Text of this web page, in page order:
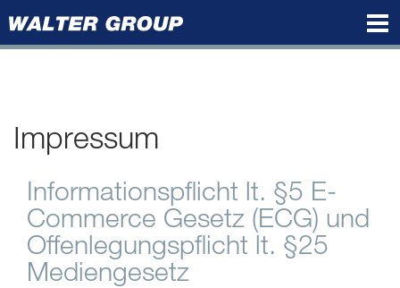
Impressum
Informationspflicht lt. §5 E-
Commerce Gesetz (ECG) und
Offenlegungspflicht lt. §25
Mediengesetz